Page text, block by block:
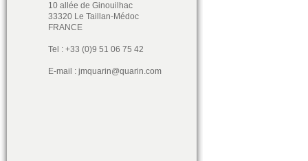
10 allée de Ginouilhac
33320 Le Taillan-Médoc
FRANCE
Tel : +33 (0)9 51 06 75 42
E-mail : jmquarin@quarin.com